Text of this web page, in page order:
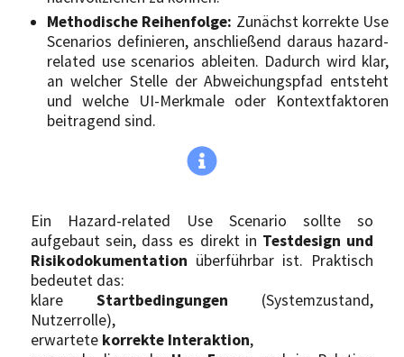
Methodische Reihenfolge: Zunächst korrekte Use
Scenarios definieren, anschließend daraus hazard-
related use scenarios ableiten. Dadurch wird klar,
an welcher Stelle der Abweichungspfad entsteht
und welche UI-Merkmale oder Kontextfaktoren
beitragend sind.
Ein Hazard-related Use Scenario sollte so
aufgebaut sein, dass es direkt in Testdesign und
Risikodokumentation überführbar ist. Praktisch
bedeutet das:
klare Startbedingungen (Systemzustand,
Nutzerrolle),
erwartete korrekte Interaktion,